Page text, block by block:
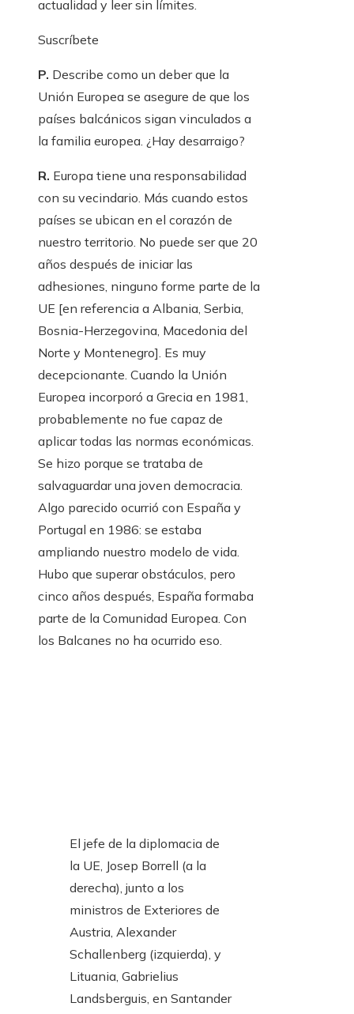
actualidad y leer sin límites.
Suscríbete
P. Describe como un deber que la
Unión Europea se asegure de que los
países balcánicos sigan vinculados a
la familia europea. ¿Hay desarraigo?
R. Europa tiene una responsabilidad
con su vecindario. Más cuando estos
países se ubican en el corazón de
nuestro territorio. No puede ser que 20
años después de iniciar las
adhesiones, ninguno forme parte de la
UE [en referencia a Albania, Serbia,
Bosnia-Herzegovina, Macedonia del
Norte y Montenegro]. Es muy
decepcionante. Cuando la Unión
Europea incorporó a Grecia en 1981,
probablemente no fue capaz de
aplicar todas las normas económicas.
Se hizo porque se trataba de
salvaguardar una joven democracia.
Algo parecido ocurrió con España y
Portugal en 1986: se estaba
ampliando nuestro modelo de vida.
Hubo que superar obstáculos, pero
cinco años después, España formaba
parte de la Comunidad Europea. Con
los Balcanes no ha ocurrido eso.
El jefe de la diplomacia de
la UE, Josep Borrell (a la
derecha), junto a los
ministros de Exteriores de
Austria, Alexander
Schallenberg (izquierda), y
Lituania, Gabrielius
Landsberguis, en Santander